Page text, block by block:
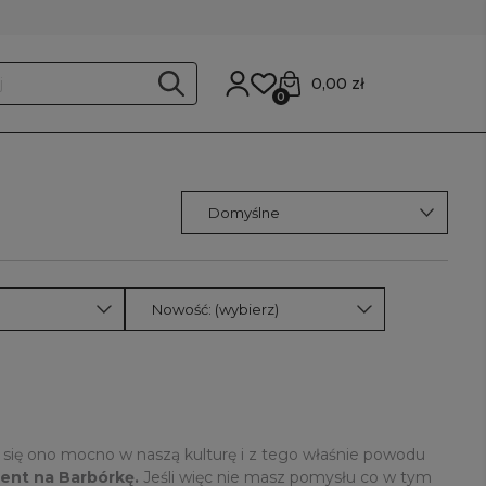
0,00 zł
0
Nowość: (wybierz)
ono mocno w naszą kulturę i z tego właśnie powodu
na Barbórkę. Jeśli więc nie masz pomysłu co w tym